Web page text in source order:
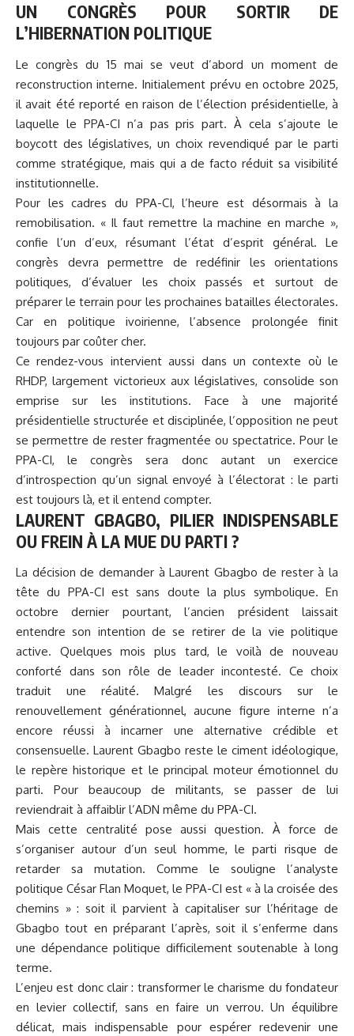
UN CONGRÈS POUR SORTIR DE
L’HIBERNATION POLITIQUE
Le congrès du 15 mai se veut d’abord un moment de
reconstruction interne. Initialement prévu en octobre 2025,
il avait été reporté en raison de l’élection présidentielle, à
laquelle le PPA-CI n’a pas pris part. À cela s’ajoute le
boycott des législatives, un choix revendiqué par le parti
comme stratégique, mais qui a de facto réduit sa visibilité
institutionnelle.
Pour les cadres du PPA-CI, l’heure est désormais à la
remobilisation. « Il faut remettre la machine en marche »,
confie l’un d’eux, résumant l’état d’esprit général. Le
congrès devra permettre de redéfinir les orientations
politiques, d’évaluer les choix passés et surtout de
préparer le terrain pour les prochaines batailles électorales.
Car en politique ivoirienne, l’absence prolongée finit
toujours par coûter cher.
Ce rendez-vous intervient aussi dans un contexte où le
RHDP, largement victorieux aux législatives, consolide son
emprise sur les institutions. Face à une majorité
présidentielle structurée et disciplinée, l’opposition ne peut
se permettre de rester fragmentée ou spectatrice. Pour le
PPA-CI, le congrès sera donc autant un exercice
d’introspection qu’un signal envoyé à l’électorat : le parti
est toujours là, et il entend compter.
LAURENT GBAGBO, PILIER INDISPENSABLE
OU FREIN À LA MUE DU PARTI ?
La décision de demander à Laurent Gbagbo de rester à la
tête du PPA-CI est sans doute la plus symbolique. En
octobre dernier pourtant, l’ancien président laissait
entendre son intention de se retirer de la vie politique
active. Quelques mois plus tard, le voilà de nouveau
conforté dans son rôle de leader incontesté. Ce choix
traduit une réalité. Malgré les discours sur le
renouvellement générationnel, aucune figure interne n’a
encore réussi à incarner une alternative crédible et
consensuelle. Laurent Gbagbo reste le ciment idéologique,
le repère historique et le principal moteur émotionnel du
parti. Pour beaucoup de militants, se passer de lui
reviendrait à affaiblir l’ADN même du PPA-CI.
Mais cette centralité pose aussi question. À force de
s’organiser autour d’un seul homme, le parti risque de
retarder sa mutation. Comme le souligne l’analyste
politique César Flan Moquet, le PPA-CI est « à la croisée des
chemins » : soit il parvient à capitaliser sur l’héritage de
Gbagbo tout en préparant l’après, soit il s’enferme dans
une dépendance politique difficilement soutenable à long
terme.
L’enjeu est donc clair : transformer le charisme du fondateur
en levier collectif, sans en faire un verrou. Un équilibre
délicat, mais indispensable pour espérer redevenir une